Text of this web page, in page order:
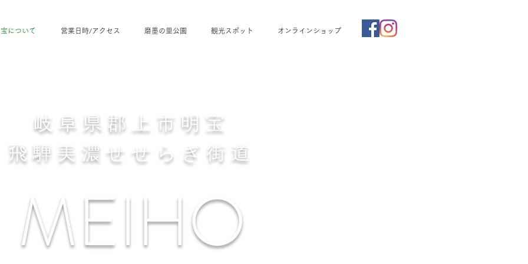
について 営業日時/アクセス 磨墨の里公園 観光スポット オンラインショップ
​岐阜県郡上市明宝
飛騨美濃せせらぎ街道
MEIHO